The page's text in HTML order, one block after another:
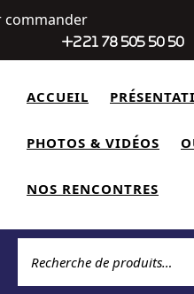
commander
+221 78 505 50 50
ACCUEIL
PHOTOS & VIDÉOS
NOS RENCONTRES